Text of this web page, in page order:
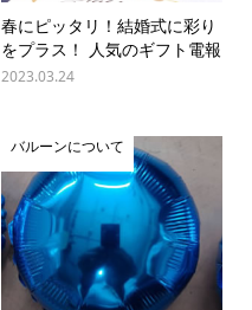
春にピッタリ！結婚式に彩り
をプラス！ 人気のギフト電報
2023.03.24
バルーンについて